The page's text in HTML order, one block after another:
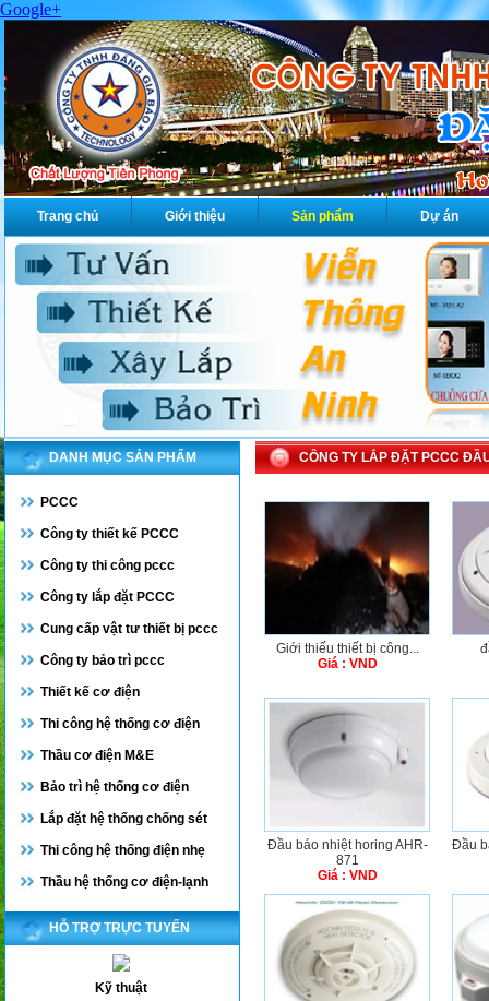
Google+
Trang chủ Giới thiệu Sản phẩm Dự án
DANH MỤC SẢN PHẨM
PCCC
Công ty thiết kế PCCC
Công ty thi công pccc
Công ty lắp đặt PCCC
Cung cấp vật tư thiết bị pccc
Công ty bảo trì pccc
Thiết kế cơ điện
Thi công hệ thống cơ điện
Thầu cơ điện M&E
Bảo trì hệ thống cơ điện
Lắp đặt hệ thống chống sét
Thi công hệ thống điện nhẹ
Thầu hệ thống cơ điện-lạnh
HỖ TRỢ TRỰC TUYẾN
Kỹ thuật
CÔNG TY LẮP ĐẶT PCCC
Giới thiếu thiết bị công...
Giá : VND
Đầu báo nhiệt horing AHR-
871
Giá : VND
Đầu